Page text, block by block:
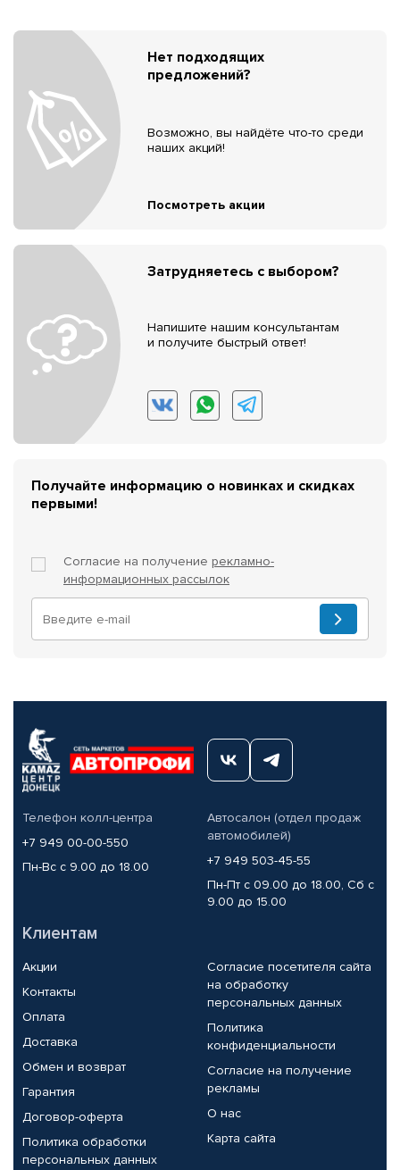
Нет подходящих
предложений?
Возможно, вы найдёте что-то среди
наших акций!
Посмотреть акции
Затрудняетесь с выбором?
Напишите нашим консультантам
и получите быстрый ответ!
Получайте информацию о новинках и скидках
первыми!
Согласие на получение рекламно-
информационных рассылок
Телефон колл-центра
+7 949 00-00-550
Пн-Вс с 9.00 до 18.00
Автосалон (отдел продаж
автомобилей)
+7 949 503-45-55
Пн-Пт с 09.00 до 18.00, Сб с
9.00 до 15.00
Клиентам
Акции
Контакты
Оплата
Доставка
Обмен и возврат
Гарантия
Договор-оферта
Политика обработки
персональных данных
Согласие посетителя сайта
на обработку
персональных данных
Политика
конфиденциальности
Согласие на получение
рекламы
О нас
Карта сайта